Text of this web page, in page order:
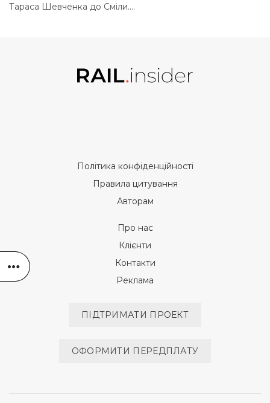
Тараса Шевченка до Сміли....
Політика конфіденційності
Правила цитування
Авторам
Про нас
Клієнти
Контакти
Реклама
ПІДТРИМАТИ ПРОЕКТ
ОФОРМИТИ ПЕРЕДПЛАТУ